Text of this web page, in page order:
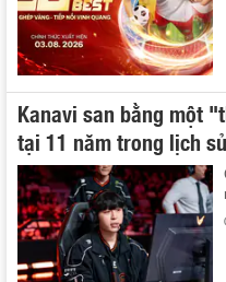
Kanavi san bằng một
tại 11 năm trong lịch